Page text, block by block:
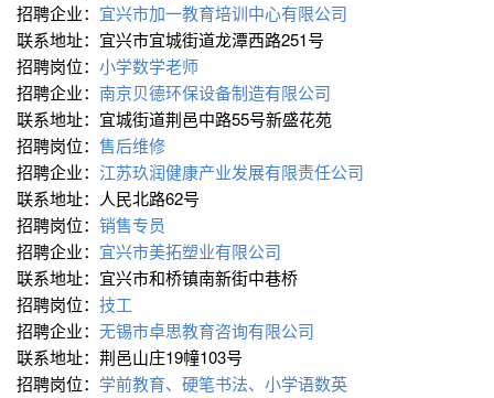
招聘企业： 宜兴市加一教育培训中心有限公司
联系地址：宜兴市宜城街道龙潭西路251号
招聘岗位： 小学数学老师
招聘企业： 南京贝德环保设备制造有限公司
联系地址：宜城街道荆邑中路55号新盛花苑
招聘岗位： 售后维修
招聘企业： 江苏玖润健康产业发展有限责任公司
联系地址：人民北路62号
招聘岗位： 销售专员
招聘企业： 宜兴市美拓塑业有限公司
联系地址：宜兴市和桥镇南新街中巷桥
招聘岗位： 技工
招聘企业： 无锡市卓思教育咨询有限公司
联系地址：荆邑山庄19幢103号
招聘岗位： 学前教育、硬笔书法、小学语数英